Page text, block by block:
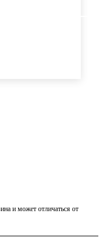
и может отличаться от